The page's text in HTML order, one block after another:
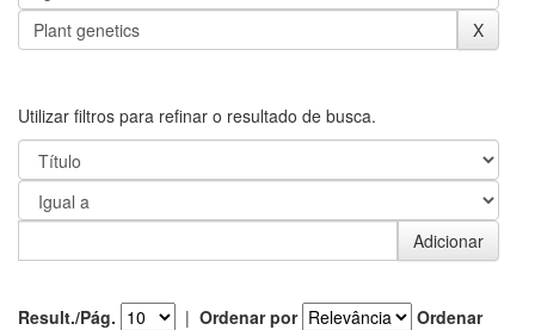
Utilizar filtros para refinar o resultado de busca.
Result./Pág. | Ordenar por
Ordenar